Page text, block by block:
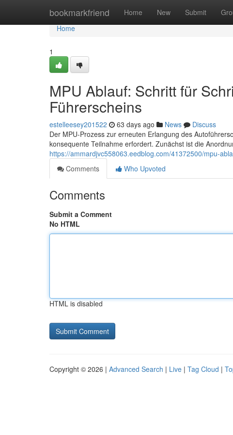
bookmarkfriend Home New Submit
Home
Home
1
MPU Ablauf: Schritt für
Führerscheins
estelleesey201522 63 days ago News
Discuss
Der MPU-Prozess zur erneuten Erlangung des
konsequente Teilnahme erfordert. Zunächst ist die
https://ammardjvc558063.eedblog.com/41372500/mpu-
Comments
Who Upvoted
Comments
Submit a Comment
No HTML
HTML is disabled
Copyright © 2026 | Advanced Search | Live | Tag Cloud |